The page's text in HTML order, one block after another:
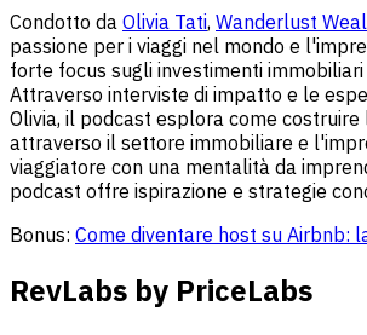
Condotto da Olivia Tati, Wanderlust
passione per i viaggi nel mondo e
forte focus sugli investimenti
Attraverso interviste di impatto e le
Olivia, il podcast esplora come costruire
attraverso il settore immobiliare e
viaggiatore con una mentalità da
podcast offre ispirazione e strategie
Bonus: Come diventare host su Airbnb:
RevLabs by PriceLabs